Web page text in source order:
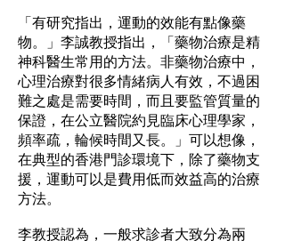
「有研究指出，運動的效能有點像藥
物。」李誠教授指出，「藥物治療是精
神科醫生常用的方法。非藥物治療中，
心理治療對很多情緒病人有效，不過困
難之處是需要時間，而且要監管質量的
保證，在公立醫院約見臨床心理學家，
頻率疏，輪候時間又長。」可以想像，
在典型的香港門診環境下，除了藥物支
援，運動可以是費用低而效益高的治療
方法。
李教授認為，一般求診者大致分為兩